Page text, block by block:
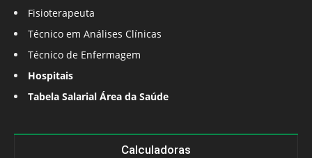
Fisioterapeuta
Técnico em Análises Clínicas
Técnico de Enfermagem
Hospitais
Tabela Salarial Área da Saúde
Calculadoras